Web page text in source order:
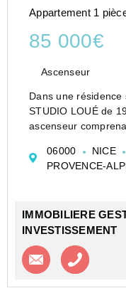
Appartement 1
85 000€
Ascenseur
Dans une
STUDIO LOUÉ de
ascenseur
Sud/Ouest et une
tramway et...
06000 NICE
PROVENCE-
IMMOBILIERE
INVESTISSEMENT
Contacter